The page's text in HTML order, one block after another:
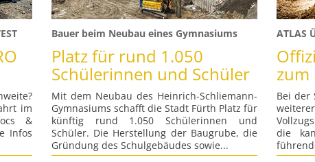
im
&
Infos
Bauer beim Neubau eines Gymnasiums
Platz für rund 1.050
Schülerinnen und Schüler
Mit dem Neubau des Heinrich-Schliemann-
Gymnasiums schafft die Stadt Fürth Platz für
künftig rund 1.050 Schülerinnen und
Schüler. Die Herstellung der Baugrube, die
Gründung des Schulgebäudes sowie...
ATLAS
zum
Bei der
die